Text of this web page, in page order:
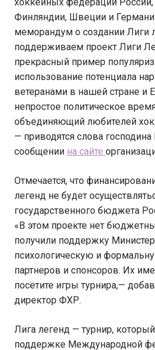
Финляндии, Швеции и
меморандум о создании Лиги
поддерживаем проект Лиги
прекрасный пример
использование потенциала
ветеранами в нашей стране и
непростое политическое
объединяющий любителей
— приводятся слова господина
сообщении на сайте
Отмечается, что
легенд не будет
государственного бюджета
«В этом проекте нет
получили поддержку
психологическую и
партнеров и спонсоров. Их
посетите игры турнира,—
директор ФХР.
Лига легенд — турнир,
поддержке Международной